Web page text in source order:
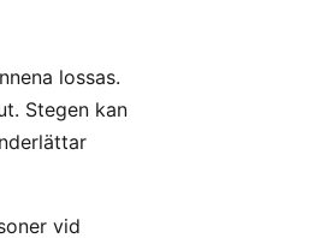
lossas.
Stegen kan
vid